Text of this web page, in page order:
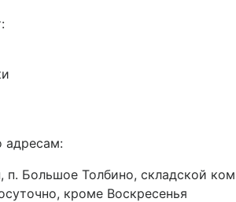
адресам:
Большое Толбино, складской
кроме Воскресенья